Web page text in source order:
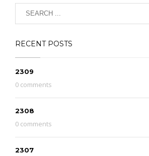
RECENT POSTS
2309
0 comments
2308
0 comments
2307